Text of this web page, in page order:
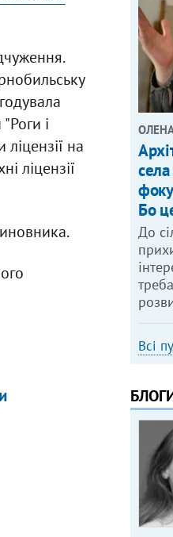
і
на
ліцензії
Бо
До
Всі